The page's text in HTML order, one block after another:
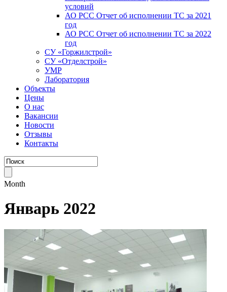
условий
АО РСС Отчет об исполнении ТС за 2021
год
АО РСС Отчет об исполнении ТС за 2022
год
СУ «Горжилстрой»
СУ «Отделстрой»
УМР
Лаборатория
Объекты
Цены
О нас
Вакансии
Новости
Отзывы
Контакты
Month
Январь 2022